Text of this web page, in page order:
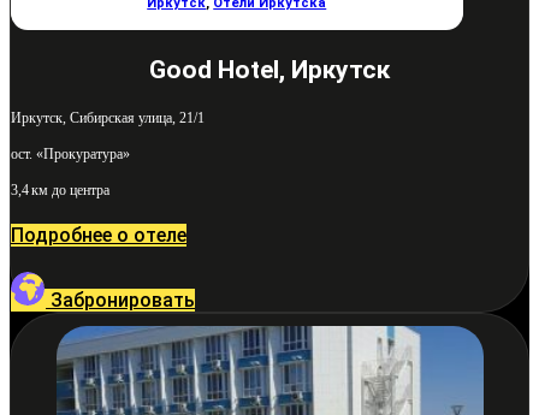
Иркутск, Отели Иркутска
Good Hotel, Иркутск
Иркутск, Сибирская улица, 21/1
ост. «Прокуратура»
3,4 км до центра
Подробнее о отеле
Забронировать